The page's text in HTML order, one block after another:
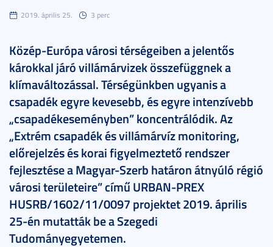
2019. április 25. 3 perc
Közép-Európa városi térségeiben a jelentős
károkkal járó villámárvizek összefüggnek a
klímaváltozással. Térségünkben ugyanis a
csapadék egyre kevesebb, és egyre intenzívebb
„csapadékeseményben” koncentrálódik. Az
„Extrém csapadék és villámárvíz monitoring,
előrejelzés és korai figyelmeztető rendszer
fejlesztése a Magyar-Szerb határon átnyúló régió
városi területeire” című URBAN-PREX
HUSRB/1602/11/0097 projektet 2019. április
25-én mutatták be a Szegedi
Tudományegyetemen.